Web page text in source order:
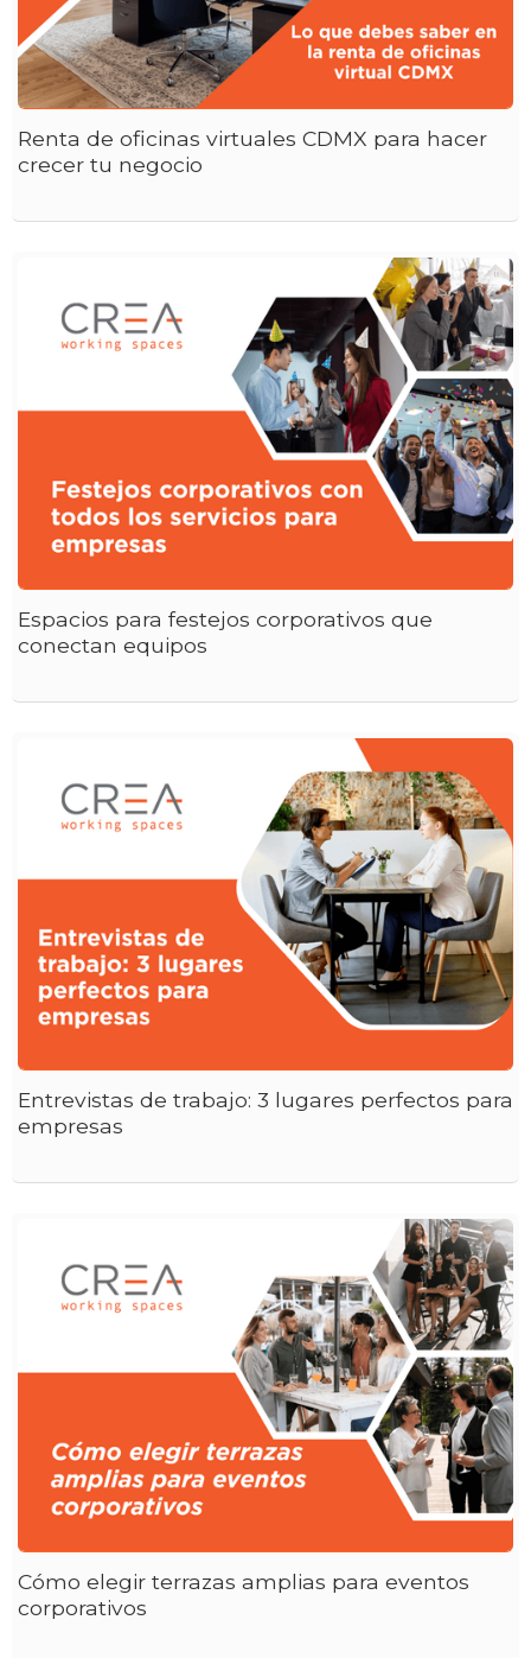
Renta de oficinas virtuales CDMX para hacer
crecer tu negocio
Espacios para festejos corporativos que
conectan equipos
Entrevistas de trabajo: 3 lugares perfectos para
empresas
Cómo elegir terrazas amplias para eventos
corporativos